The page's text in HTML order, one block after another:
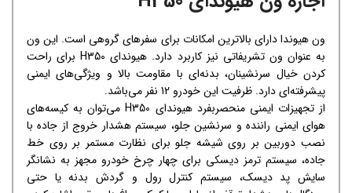
ون هیوندا دارای بالاترین امکانات برای سفرهای گروهی است. این ون
به عنوان ون تشریفاتی نیز کاربرد دارد. هیوندای H350 برای راحت
کردن خیال سرنشینان، بدنه‌ای با مقاومت بالا و ویژگی‌های ایمنی
پیشرفته‌ای دارد. ظرفیت این خودرو 12 نفر می‌باشد.
از تجهیزات ایمنی منحصربفرد هیوندای H350 می‌توان به کیسه‌های
هوای ایمنی راننده و سرنشین جلو، سیستم هشدار خروج از جاده با
نصب دوربین بر روی شیشه جلو برای نظارت مستمر بر روی خط
جاده، سیستم ترمز دیسکی برای چهار چرخ خودرو مجهز به نشانگر
سایش پد دیسک، سیستم کنترل رول و گردش بدنه یا حتی